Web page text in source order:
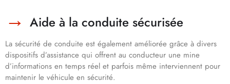
Aide à la conduite sécurisée
La sécurité de conduite est également améliorée grâce à divers
dispositifs d’assistance qui offrent au conducteur une mine
d’informations en temps réel et parfois même interviennent pour
maintenir le véhicule en sécurité.